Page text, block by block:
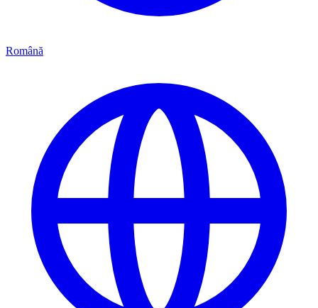
Română